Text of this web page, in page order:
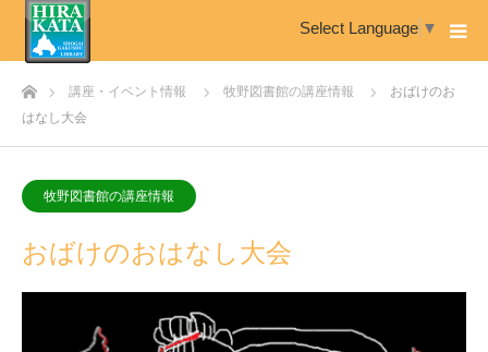
Select Language ▼
ホーム講座・イベント情報 牧野図書館の講座情報
おばけのお
はなし大会
牧野図書館の講座情報
おばけのおはなし大会